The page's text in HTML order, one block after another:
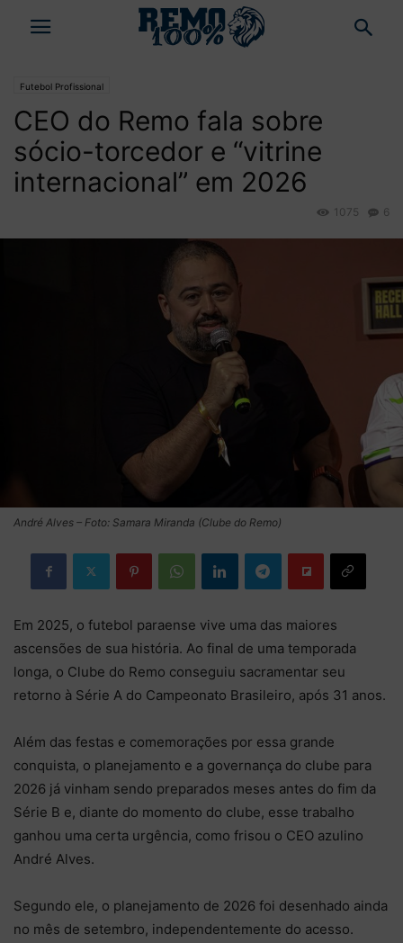
Futebol Profissional
CEO do Remo fala sobre
sócio-torcedor e “vitrine
internacional” em 2026
6
1075
André Alves – Foto: Samara Miranda (Clube do Remo)
Em 2025, o futebol paraense vive uma das maiores
ascensões de sua história. Ao final de uma temporada
longa, o Clube do Remo conseguiu sacramentar seu
retorno à Série A do Campeonato Brasileiro, após 31 anos.
Além das festas e comemorações por essa grande
conquista, o planejamento e a governança do clube para
2026 já vinham sendo preparados meses antes do fim da
Série B e, diante do momento do clube, esse trabalho
ganhou uma certa urgência, como frisou o CEO azulino
André Alves.
Segundo ele, o planejamento de 2026 foi desenhado ainda
no mês de setembro, independentemente do acesso.